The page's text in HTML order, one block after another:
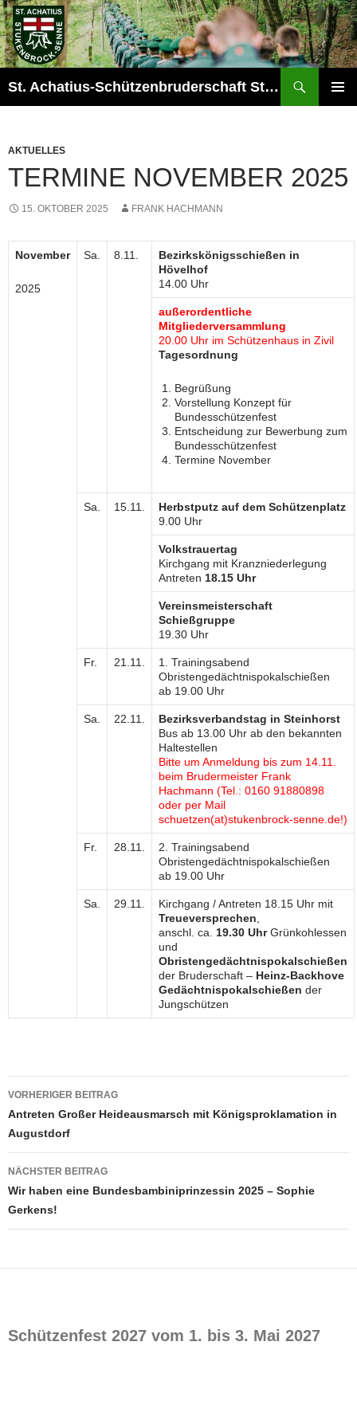
Zum
Inhalt
springen
St. Achatius-Schützenbruderschaft Stukenbrock-Senne e.V.
AKTUELLES
TERMINE NOVEMBER 2025
15. OKTOBER 2025 FRANK HACHMANN
November
2025
Sa. 8.11.
Bezirkskönigsschießen in
Hövelhof
14.00 Uhr
außerordentliche
Mitgliederversammlung
20.00 Uhr im Schützenhaus in Zivil
Tagesordnung
Begrüßung
Vorstellung Konzept für
Bundesschützenfest
Entscheidung zur Bewerbung zum
Bundesschützenfest
Termine November
Sa. 15.11.
Herbstputz auf dem Schützenplatz
9.00 Uhr
Volkstrauertag
Kirchgang mit Kranzniederlegung
Antreten 18.15 Uhr
Vereinsmeisterschaft
Schießgruppe
19.30 Uhr
Fr. 21.11.
1. Trainingsabend
Obristengedächtnispokalschießen
ab 19.00 Uhr
Sa. 22.11.
Bezirksverbandstag in Steinhorst
Bus ab 13.00 Uhr ab den bekannten
Haltestellen
Bitte um Anmeldung bis zum 14.11.
beim Brudermeister Frank
Hachmann (Tel.: 0160 91880898
oder per Mail
schuetzen(at)stukenbrock-senne.de!)
Fr. 28.11.
2. Trainingsabend
Obristengedächtnispokalschießen
ab 19.00 Uhr
Sa. 29.11.
Kirchgang / Antreten 18.15 Uhr mit
Treueversprechen
anschl. ca. 19.30 UhrGrünkohlessen
und
Obristengedächtnispokalschießen
der Bruderschaft – Heinz-Backhove
Gedächtnispokalschießen der
Jungschützen
Beitragsnavigation
VORHERIGER BEITRAG
Antreten Großer Heideausmarsch mit Königsproklamation in
Augustdorf
NÄCHSTER BEITRAG
Wir haben eine Bundesbambiniprinzessin 2025 – Sophie
Gerkens!
Schützenfest 2027 vom 1. bis 3. Mai 2027